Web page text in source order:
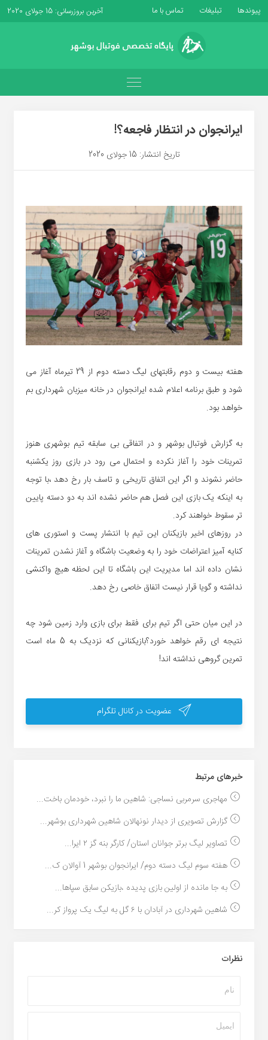
پیوندها تبلیغات تماس با ما آخرین بروزرسانی: 15 جولای 2020
ایرانجوان در انتظار فاجعه؟!
تاریخ انتشار: 15 جولای 2020
هفته بیست و دوم رقابتهای لیگ دسته دوم از 29 تیرماه آغاز می
شود و طبق برنامه اعلام شده ایرانجوان در خانه میزبان شهرداری بم
خواهد بود.
به گزارش فوتبال بوشهر و در اتفاقی بی سابقه تیم بوشهری هنوز
تمرینات خود را آغاز نکرده و احتمال می رود در بازی روز یکشنبه
حاضر نشوند و اگر این اتفاق تاریخی و تاسف بار رخ دهد ،با توجه
به اینکه یک بازی این فصل هم حاضر نشده اند به دو دسته پایین
تر سقوط خواهند کرد.
در روزهای اخیر بازیکنان این تیم با انتشار پست و استوری های
کنایه آمیز اعتراضات خود را به وضعیت باشگاه و آغاز نشدن تمرینات
نشان داده اند اما مدیریت این باشگاه تا این لحظه هیچ واکنشی
نداشته و گویا قرار نیست اتفاق خاصی رخ دهد.
در این میان حتی اگر تیم برای فقط برای بازی وارد زمین شود چه
نتیجه ای رقم خواهد خورد؟بازیکنانی که نزدیک به 5 ماه است
تمرین گروهی نداشته اند!
عضویت در کانال تلگرام
خبر‌های مرتبط
مهاجری سرمربی نساجی: شاهین ما را نبرد، خودمان باخت...
گزارش تصویری از دیدار نونهالان شاهین شهرداری بوشهر...
تصاویر لیگ برتر جوانان استان/ کارگر بنه گز ۲ ایرا...
هفته سوم لیگ دسته دوم/ ایرانجوان بوشهر 1 آوالان ک...
به جا مانده از اولین بازی پدیده ،بازیکن سابق سپاها...
شاهین شهرداری در آبادان با ۶ گل به لیگ یک پرواز کر...
نظرات